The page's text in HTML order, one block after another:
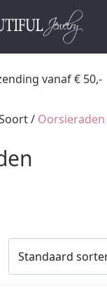
vanaf € 50,-
/ Oorsieraden